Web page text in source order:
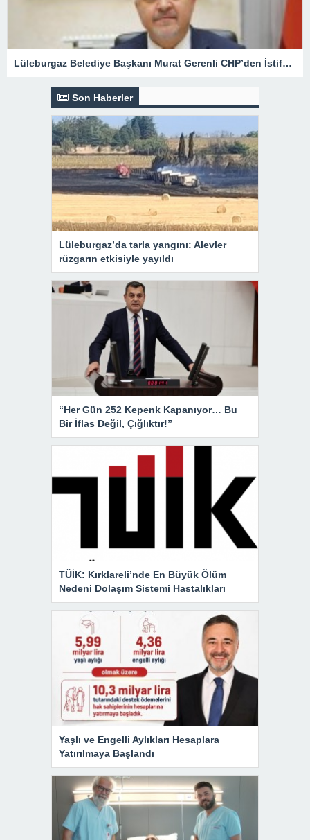
Lüleburgaz Belediye Başkanı Murat Gerenli CHP’den İstifa Etti
Son Haberler
Lüleburgaz’da tarla yangını: Alevler
rüzgarın etkisiyle yayıldı
“Her Gün 252 Kepenk Kapanıyor… Bu
Bir İflas Değil, Çığlıktır!”
TÜİK: Kırklareli’nde En Büyük Ölüm
Nedeni Dolaşım Sistemi Hastalıkları
Yaşlı ve Engelli Aylıkları Hesaplara
Yatırılmaya Başlandı